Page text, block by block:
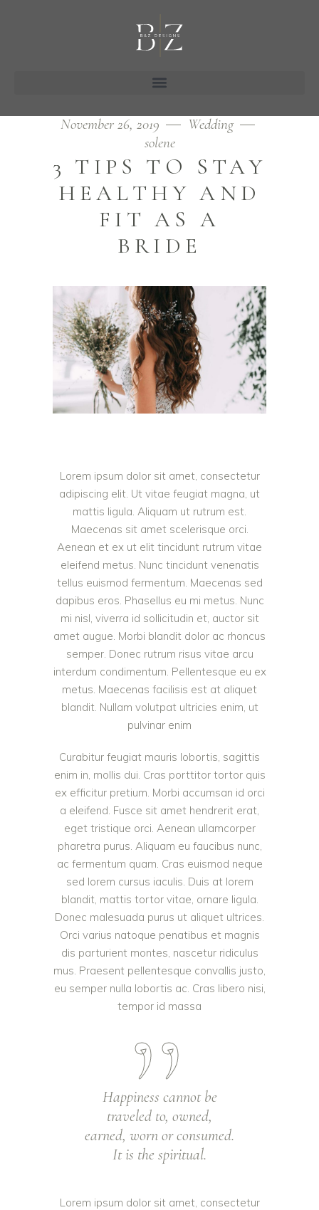
November 26, 2019
Wedding
solene
3 TIPS TO STAY
HEALTHY AND
FIT AS A
BRIDE
Lorem ipsum dolor sit amet, consectetur
adipiscing elit. Ut vitae feugiat magna, ut
mattis ligula. Aliquam ut rutrum est.
Maecenas sit amet scelerisque orci.
Aenean et ex ut elit tincidunt rutrum vitae
eleifend metus. Nunc tincidunt venenatis
tellus euismod fermentum. Maecenas sed
dapibus eros. Phasellus eu mi metus. Nunc
mi nisl, viverra id sollicitudin et, auctor sit
amet augue. Morbi blandit dolor ac rhoncus
semper. Donec rutrum risus vitae arcu
interdum condimentum. Pellentesque eu ex
metus. Maecenas facilisis est at aliquet
blandit. Nullam volutpat ultricies enim, ut
pulvinar enim
Curabitur feugiat mauris lobortis, sagittis
enim in, mollis dui. Cras porttitor tortor quis
ex efficitur pretium. Morbi accumsan id orci
a eleifend. Fusce sit amet hendrerit erat,
eget tristique orci. Aenean ullamcorper
pharetra purus. Aliquam eu faucibus nunc,
ac fermentum quam. Cras euismod neque
sed lorem cursus iaculis. Duis at lorem
blandit, mattis tortor vitae, ornare ligula.
Donec malesuada purus ut aliquet ultrices.
Orci varius natoque penatibus et magnis
dis parturient montes, nascetur ridiculus
mus. Praesent pellentesque convallis justo,
eu semper nulla lobortis ac. Cras libero nisi,
tempor id massa
Happiness cannot be
traveled to, owned,
earned, worn or consumed.
It is the spiritual.
Lorem ipsum dolor sit amet, consectetur